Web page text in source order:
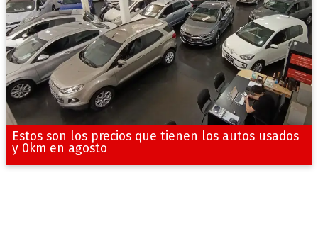
Estos son los precios que tienen los autos usados
y 0km en agosto